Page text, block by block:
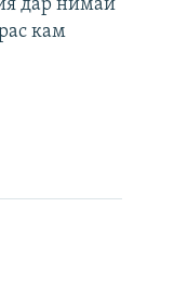
дар нимаи
кам